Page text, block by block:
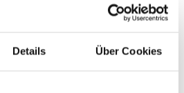
Details Über Cookies